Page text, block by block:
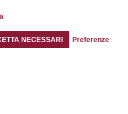
NECESSARI Preferenze